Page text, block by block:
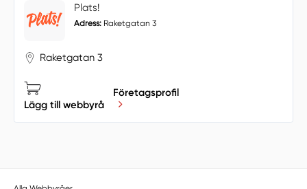
Plats!
Adress: Raketgatan 3
Raketgatan 3
Lägg till webbyrå
Företagsprofil